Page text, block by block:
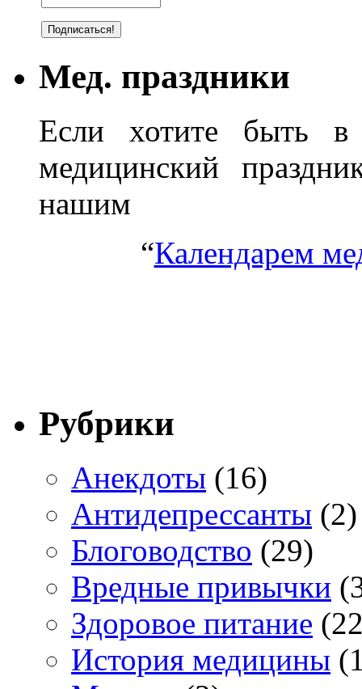
Мед. праздники
Если хотите быть в
медицинский
нашим
“Календарем
Рубрики
Анекдоты (16)
Антидепрессанты (2)
Блоговодство (29)
Вредные привычки
Здоровое питание
История медицины